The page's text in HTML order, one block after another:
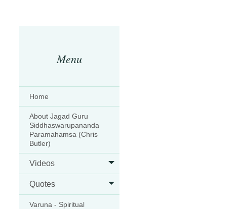
Menu
Home
About Jagad Guru
Siddhaswarupananda
Paramahamsa (Chris
Butler)
Videos
Quotes
Varuna - Spiritual